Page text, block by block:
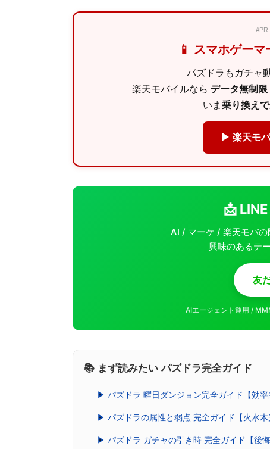
#PR
📱 スマホゲー
パズドラもガチャ
楽天モバイルなら データ無制限
いま 乗り換え
▶ 楽天モ
📩
AI / マーケ / 楽天モバ
興味のあるテ
友
AIエージェント運用 /
📚 まず読みたい パズドラ完全ガイド
▶ パズドラ 曜日ダンジョン完全ガイド【効率
▶ パズドラの属性と弱点 完全ガイド【火水木
▶ パズドラ ガチャの引き時 完全ガイド【後